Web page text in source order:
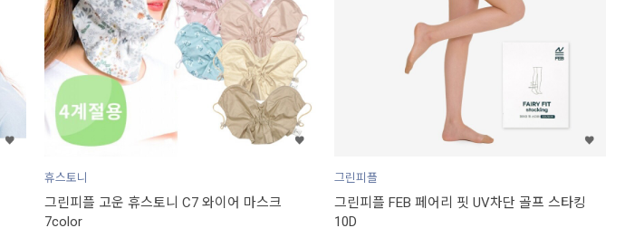
휴스토니
그린피플 고운 휴스토니 C7 와이어 마스크
7color
그린피플
그린피플 FEB 페어리 핏 UV차단 골프 스타킹
10D